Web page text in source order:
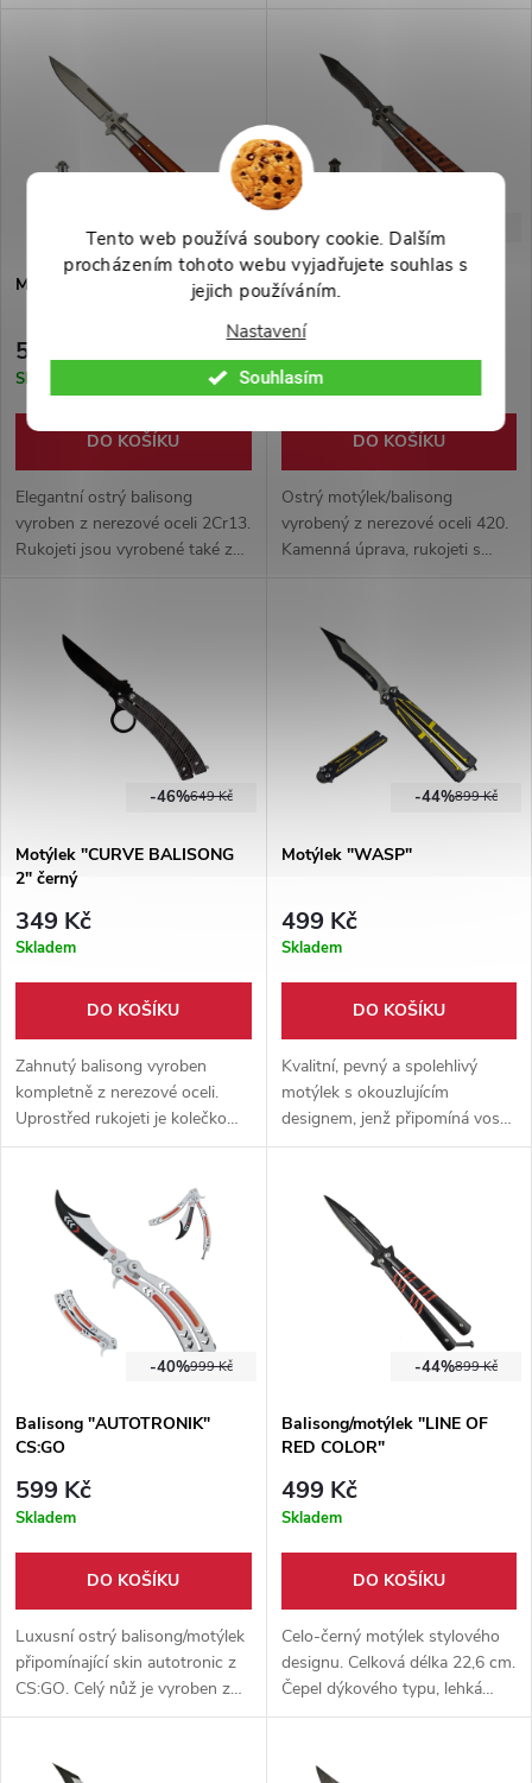
Tento web používá soubory cookie. Dalším
procházením tohoto webu vyjadřujete souhlas s
jejich používáním.
Nastavení
Souhlasím
pružinkovou pojistkou a
799 Kč
-31%
Motýlek/balisong "ELEGANT"
549 Kč
Skladem
DO KOŠÍKU
Elegantní ostrý balisong
vyroben z nerezové oceli 2Cr13.
Rukojeti jsou vyrobené také z
-29%
Motýlek/balisong
Skladem
DO KOŠÍKU
Ostrý motýlek/balisong
vyrobený z nerezové oceli 420.
Kamenná úprava, rukojeti s
pokročilé flippery.
649 Kč
-46%
Motýlek "CURVE BALISONG
2" černý
349 Kč
Skladem
DO KOŠÍKU
Zahnutý balisong vyroben
kompletně z nerezové oceli.
Uprostřed rukojeti je kolečko
pro prst, pro pevnější úchop při
899 Kč
-44%
Motýlek "WASP"
499 Kč
Skladem
DO KOŠÍKU
Kvalitní, pevný a spolehlivý
motýlek s okouzlujícím
designem, jenž připomíná vosu.
Vyrobeno v kombinaci kvalitní
999 Kč
-40%
Balisong "AUTOTRONIK"
CS:GO
599 Kč
Skladem
DO KOŠÍKU
Luxusní ostrý balisong/motýlek
připomínající skin autotronic z
CS:GO. Celý nůž je vyroben z
kvalitní nerezové oceli 3Cr13 a
899 Kč
-44%
Balisong/motýlek "LINE OF
RED COLOR"
499 Kč
Skladem
DO KOŠÍKU
Celo-černý motýlek stylového
designu. Celková délka 22,6 cm.
Čepel dýkového typu, lehká
hliníková čepel. Vhodný nástroj